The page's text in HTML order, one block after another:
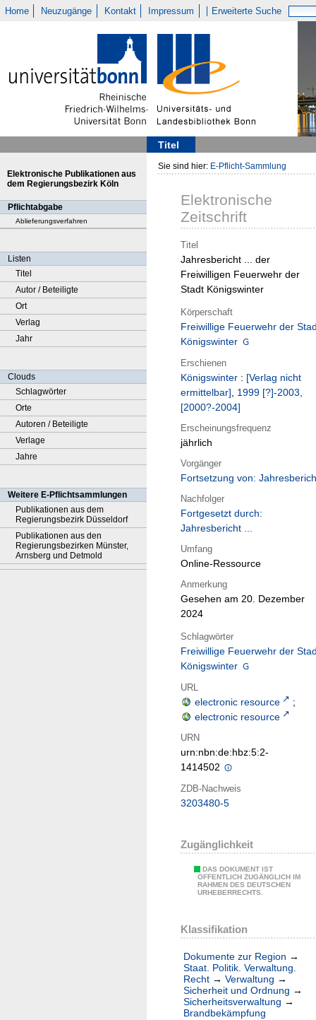
Home Neuzugänge Kontakt Impressum Erweiterte Suche
Titel
Elektronische Publikationen aus
dem Regierungsbezirk Köln
Pflichtabgabe
Ablieferungsverfahren
Listen
Titel
Autor / Beteiligte
Ort
Verlag
Jahr
Clouds
Schlagwörter
Orte
Autoren / Beteiligte
Verlage
Jahre
Weitere E-Pflichtsammlungen
Publikationen aus dem
Regierungsbezirk Düsseldorf
Publikationen aus den
Regierungsbezirken Münster,
Arnsberg und Detmold
Sie sind hier: E-Pflicht-Sammlung
Elektronische
Zeitschrift
Titel
Jahresbericht ... der
Freiwilligen Feuerwehr der
Stadt Königswinter
Körperschaft
Freiwillige Feuerwehr der
Königswinter
Erschienen
Königswinter : [Verlag nicht
ermittelbar], 1999 [?]-2003,
[2000?-2004]
Erscheinungsfrequenz
jährlich
Vorgänger
Fortsetzung von:
Nachfolger
Fortgesetzt durch:
Jahresbericht ...
Umfang
Online-Ressource
Anmerkung
Gesehen am 20. Dezember
2024
Schlagwörter
Freiwillige Feuerwehr der
Königswinter
URL
electronic resource
;
electronic resource
URN
urn:nbn:de:hbz:5:2-
1414502
ZDB-Nachweis
3203480-5
Zugänglichkeit
DAS DOKUMENT IST
ÖFFENTLICH ZUGÄNGLICH IM
RAHMEN DES DEUTSCHEN
URHEBERRECHTS.
Klassifikation
Dokumente zur Region →
Staat. Politik. Verwaltung.
Recht → Verwaltung →
Sicherheit und Ordnung →
Sicherheitsverwaltung →
Brandbekämpfung